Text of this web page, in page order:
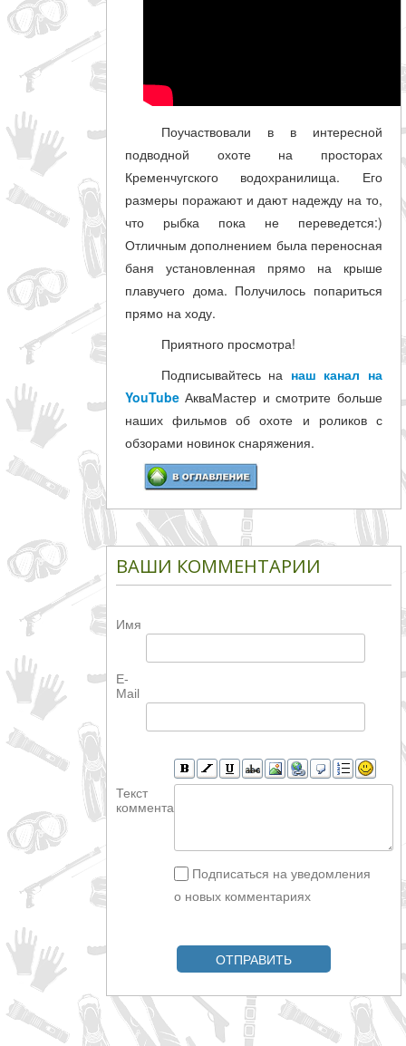
Поучаствовали в в интересной
подводной охоте на просторах
Кременчугского водохранилища. Его
размеры поражают и дают надежду на то,
что рыбка пока не переведется:)
Отличным дополнением была переносная
баня установленная прямо на крыше
плавучего дома. Получилось попариться
прямо на ходу.
Приятного просмотра!
Подписывайтесь на наш канал на
YouTubeАкваМастер и смотрите больше
наших фильмов об охоте и роликов с
обзорами новинок снаряжения.
ВАШИ КОММЕНТАРИИ
Имя
E-
Mail
Текст
комментария
Подписаться на уведомления
о новых комментариях
ОТПРАВИТЬ